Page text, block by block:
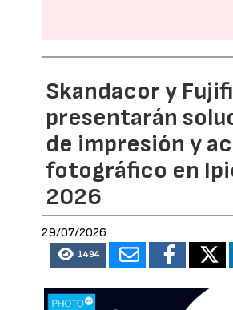
Skandacor y
presentarán
de impresión y
fotográfico en
2026
29/07/2026
1494